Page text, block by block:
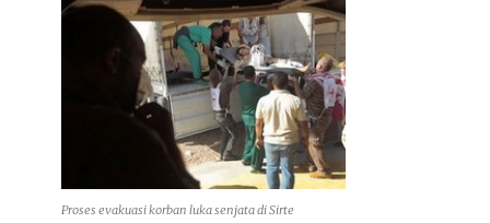
Proses evakuasi korban luka senjata di Sirte